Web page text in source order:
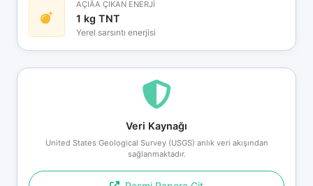
AÇIÄA ÇIKAN ENERJİ
1 kg TNT
Yerel sarsıntı enerjisi
Veri Kaynağı
United States Geological Survey (USGS) anlık veri akışından
sağlanmaktadır.